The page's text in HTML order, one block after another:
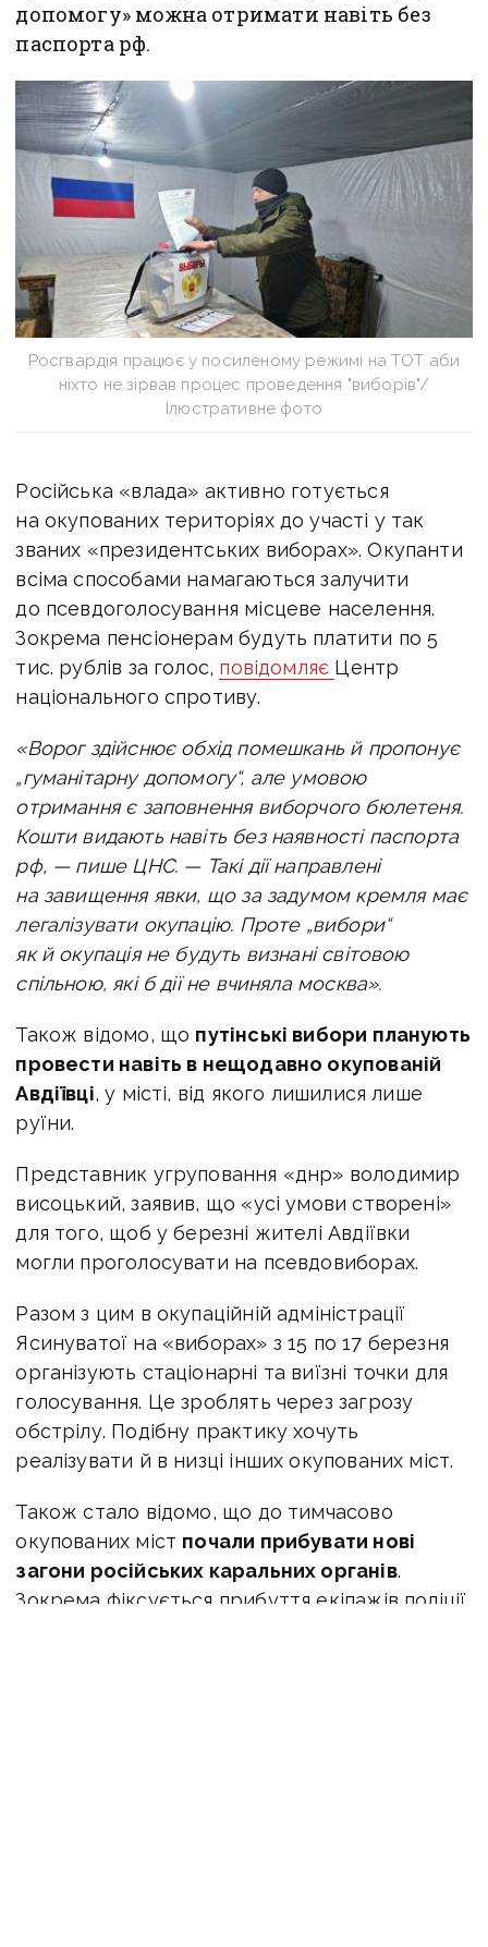
допомогу» можна отримати навіть без
паспорта рф.
Росгвардія працює у посиленому режимі на ТОТ аби
ніхто не зірвав процес проведення "виборів"/
Ілюстративне фото
Російська «влада» активно готується
на окупованих територіях до участі у так
званих «президентських виборах». Окупанти
всіма способами намагаються залучити
до псевдоголосування місцеве населення.
Зокрема пенсіонерам будуть платити по 5
тис. рублів за голос, повідомляє Центр
національного спротиву.
«Ворог здійснює обхід помешкань й пропонує
„гуманітарну допомогу“, але умовою
отримання є заповнення виборчого бюлетеня.
Кошти видають навіть без наявності паспорта
рф, — пише ЦНС. — Такі дії направлені
на завищення явки, що за задумом кремля має
легалізувати окупацію. Проте „вибори“
як й окупація не будуть визнані світовою
спільною, які б дії не вчиняла москва».
Також відомо, що путінські вибори планують
провести навіть в нещодавно окупованій
Авдіївці, у місті, від якого лишилися лише
руїни.
Представник угруповання «днр» володимир
висоцький, заявив, що «усі умови створені»
для того, щоб у березні жителі Авдіївки
могли проголосувати на псевдовиборах.
Разом з цим в окупаційній адміністрації
Ясинуватої на «виборах» з 15 по 17 березня
організують стаціонарні та виїзні точки для
голосування. Це зроблять через загрозу
обстрілу. Подібну практику хочуть
реалізувати й в низці інших окупованих міст.
Також стало відомо, що до тимчасово
окупованих міст почали прибувати нові
загони російських каральних органів.
Зокрема фіксується прибуття екіпажів поліції